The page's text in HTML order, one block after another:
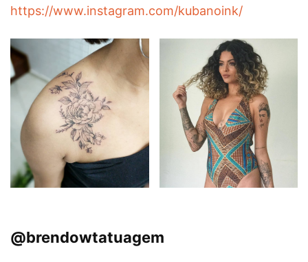
https://www.instagram.com/kubanoink/
@brendowtatuagem